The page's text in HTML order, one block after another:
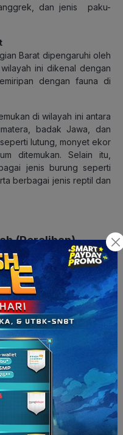
dan jenis paku-
Barat dipengaruhi oleh
ini dikenal dengan
dengan fauna di
di wilayah ini antara
badak Jawa, dan
lutung, monyet ekor
ditemukan. Selain itu,
jenis burung seperti
berbagai jenis reptil dan
(Peralihan)
transisi antara
di pulau-pulau bagian
Nusa Tenggara,
Jenis flora dan fauna di
sehingga disebut
Tengah dipengaruhi
(sabana tropis)i. Selain
terhadap persebaran
jenis tanah, ketersediaan
lain pohonnya tinggi